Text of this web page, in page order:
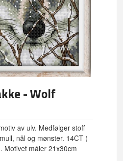
- Wolf
av ulv. Medfølger stoff
nål og mønster. 14CT (
Motivet måler 21x30cm